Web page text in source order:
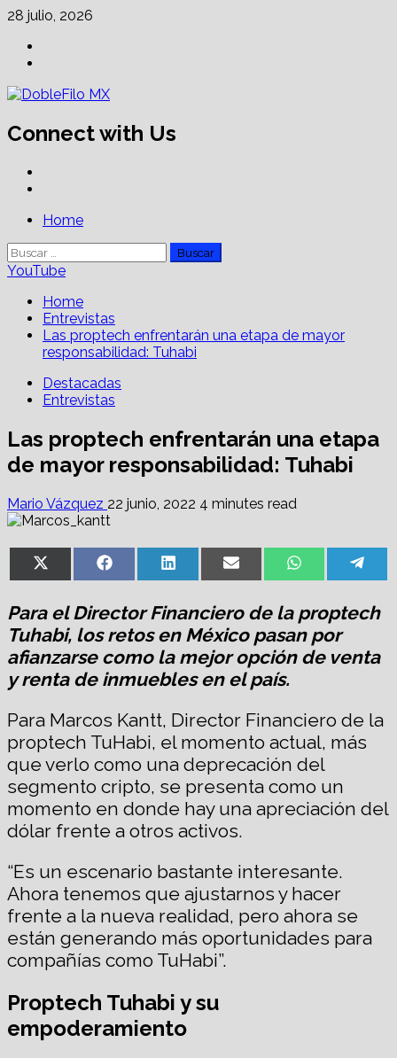
Skip
content
28 julio, 2026
Connect with Us
PrimaryHome
Buscar:
YouTube
Home
Entrevistas
Las proptech enfrentarán una etapa de mayor
responsabilidad: Tuhabi
Destacadas
Entrevistas
Las proptech enfrentarán una etapa
de mayor responsabilidad: Tuhabi
Mario Vázquez 22 junio, 2022 4 minutes read
(Twitter)
Facebook LinkedIn WhatsApp
Para el Director Financiero de la proptech
Tuhabi, los retos en México pasan por
afianzarse como la mejor opción de venta
y renta de inmuebles en el país.
Para Marcos Kantt, Director Financiero de la
proptech TuHabi, el momento actual, más
que verlo como una deprecación del
segmento cripto, se presenta como un
momento en donde hay una apreciación del
dólar frente a otros activos.
“Es un escenario bastante interesante.
Ahora tenemos que ajustarnos y hacer
frente a la nueva realidad, pero ahora se
están generando más oportunidades para
compañías como TuHabi”.
Proptech Tuhabi y su
empoderamiento